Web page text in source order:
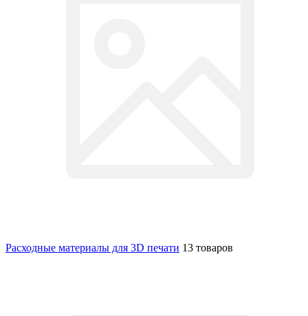
Расходные материалы для 3D печати 13 товаров